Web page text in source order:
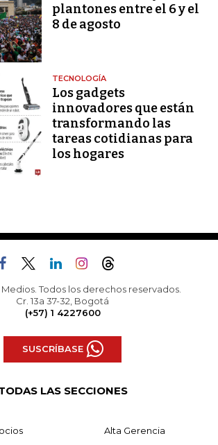
plantones entre el 6 y el
8 de agosto
TECNOLOGÍA
Los gadgets
innovadores que están
transformando las
tareas cotidianas para
los hogares
Medios. Todos los derechos reservados.
Cr. 13a 37-32, Bogotá
(+57) 1 4227600
SUSCRÍBASE
LAS SECCIONES
Alta Gerencia